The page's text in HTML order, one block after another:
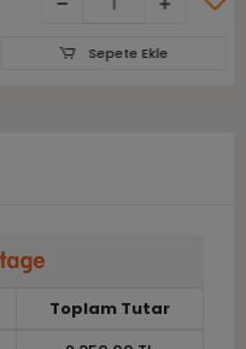
Sepete Ekle
Toplam Tutar